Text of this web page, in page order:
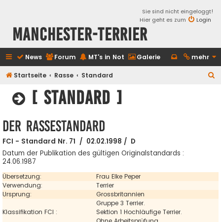
Sie sind nicht eingeloggt!
Hier geht es zum
Login
Manchester-Terrier
News Forum MT's in Not Galerie mehr
Startseite Rasse Standard
[ Standard ]
Der Rassestandard
FCI - Standard Nr. 71 / 02.02.1998 / D
Datum der Publikation des gültigen Originalstandards :
24.06.1987
Übersetzung:
Frau Elke Peper
Verwendung:
Terrier
Ursprung:
Grossbritannien
Klassifikation FCI :
Gruppe 3 Terrier.
Sektion 1 Hochläufige Terrier.